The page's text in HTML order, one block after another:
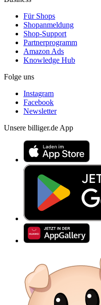
Für Shops
Shopanmeldung
Shop-Support
Partnerprogramm
Amazon Ads
Knowledge Hub
Folge uns
Instagram
Facebook
Newsletter
Unsere billiger.de App